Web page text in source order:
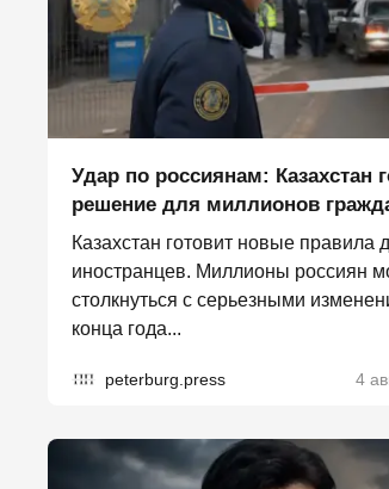
Удар по россиянам: Казахстан
решение для миллионов
Казахстан готовит новые правила
иностранцев. Миллионы россиян
столкнуться с серьезными
конца года...
peterburg.press 4